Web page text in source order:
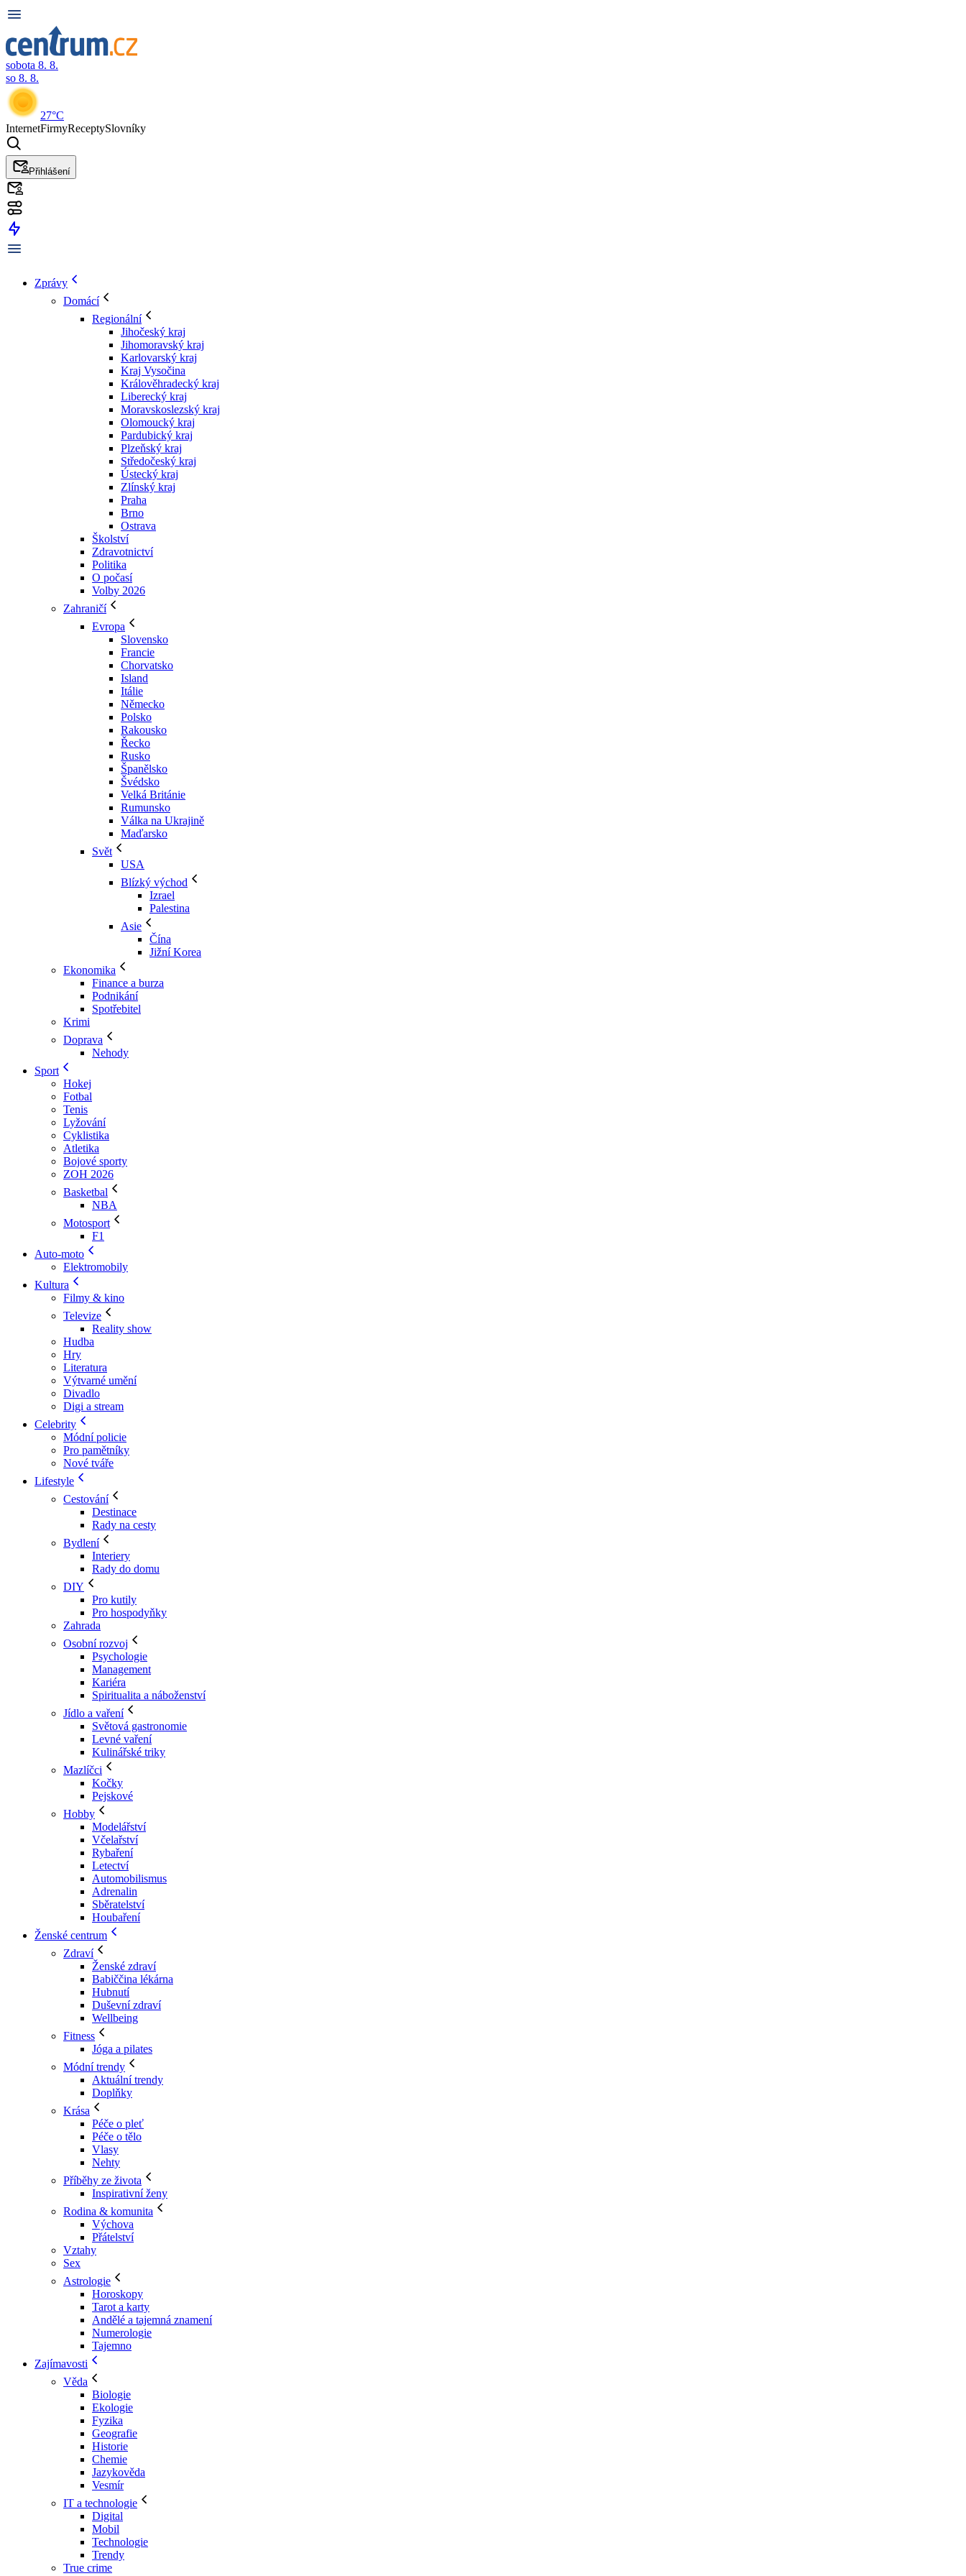
sobota 8. 8.
so 8. 8.
27°C
InternetFirmyReceptySlovníky
Přihlášení
Zprávy
Domácí
Regionální
Jihočeský kraj
Jihomoravský kraj
Karlovarský kraj
Kraj Vysočina
Králověhradecký kraj
Liberecký kraj
Moravskoslezský kraj
Olomoucký kraj
Pardubický kraj
Plzeňský kraj
Středočeský kraj
Ústecký kraj
Zlínský kraj
Praha
Brno
Ostrava
Školství
Zdravotnictví
Politika
O počasí
Volby 2026
Zahraničí
Evropa
Slovensko
Francie
Chorvatsko
Island
Itálie
Německo
Polsko
Rakousko
Řecko
Rusko
Španělsko
Švédsko
Velká Británie
Rumunsko
Válka na Ukrajině
Maďarsko
Svět
USA
Blízký východ
Izrael
Palestina
Asie
Čína
Jižní Korea
Ekonomika
Finance a burza
Podnikání
Spotřebitel
Krimi
Doprava
Nehody
Sport
Hokej
Fotbal
Tenis
Lyžování
Cyklistika
Atletika
Bojové sporty
ZOH 2026
Basketbal
NBA
Motosport
F1
Auto-moto
Elektromobily
Kultura
Filmy & kino
Televize
Reality show
Hudba
Hry
Literatura
Výtvarné umění
Divadlo
Digi a stream
Celebrity
Módní policie
Pro pamětníky
Nové tváře
Lifestyle
Cestování
Destinace
Rady na cesty
Bydlení
Interiery
Rady do domu
DIY
Pro kutily
Pro hospodyňky
Zahrada
Osobní rozvoj
Psychologie
Management
Kariéra
Spiritualita a náboženství
Jídlo a vaření
Světová gastronomie
Levné vaření
Kulinářské triky
Mazlíčci
Kočky
Pejskové
Hobby
Modelářství
Včelařství
Rybaření
Letectví
Automobilismus
Adrenalin
Sběratelství
Houbaření
Ženské centrum
Zdraví
Ženské zdraví
Babiččina lékárna
Hubnutí
Duševní zdraví
Wellbeing
Fitness
Jóga a pilates
Módní trendy
Aktuální trendy
Doplňky
Krása
Péče o pleť
Péče o tělo
Vlasy
Nehty
Příběhy ze života
Inspirativní ženy
Rodina & komunita
Výchova
Přátelství
Vztahy
Sex
Astrologie
Horoskopy
Tarot a karty
Andělé a tajemná znamení
Numerologie
Tajemno
Zajímavosti
Věda
Biologie
Ekologie
Fyzika
Geografie
Historie
Chemie
Jazykověda
Vesmír
IT a technologie
Digital
Mobil
Technologie
Trendy
True crime